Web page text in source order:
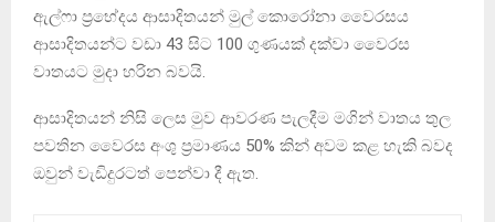
ඇල්ෆා ප්‍රභේදය ආසාදිතයන් මුල් කොරෝනා වෛරසය
ආසාදිතයන්ට වඩා 43 සිට 100 ගුණයක් දක්වා වෛරස
වාතයට මුදා හරින බවයි.
ආසාදිතයන් නිසි ලෙස මුව ආවරණ පැලදීම මගින් වාතය තුල
පවතින වෛරස අංශු ප්‍රමාණය 50% කින් අවම කළ හැකි බවද
ඔවුන් වැඩිදුරටත් පෙන්වා දී ඇත.